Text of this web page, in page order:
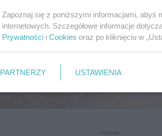
Zapoznaj się z poniższymi informacjami, abyś
internetowych. Szczegółowe informacje
Prywatności i Cookies oraz po kliknięciu w
PARTNERZY USTAWIENIA